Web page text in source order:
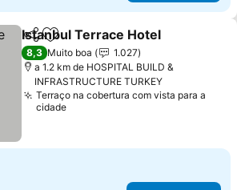
PartilharAdicionar aos favoritos
Istanbul Terrace Hotel
8,3 Muito boa
1.027
a 1.2 km de HOSPITAL BUILD &
INFRASTRUCTURE TURKEY
Terraço na cobertura com vista para a
cidade